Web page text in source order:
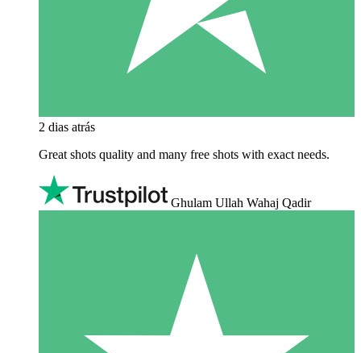
2 dias atrás
Great shots quality and many free shots with exact needs.
Ghulam Ullah Wahaj Qadir